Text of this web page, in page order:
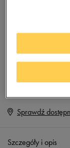
Produkt
Jeśli artykuł będzie
Rozmiary
40,5
Sprawdź
Szczegóły i opis